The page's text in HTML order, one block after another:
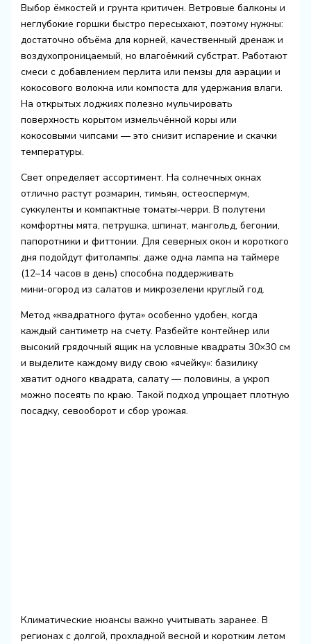
Выбор ёмкостей и грунта критичен. Ветровые балконы и
неглубокие горшки быстро пересыхают, поэтому нужны:
достаточно объёма для корней, качественный дренаж и
воздухопроницаемый, но влагоёмкий субстрат. Работают
смеси с добавлением перлита или пемзы для аэрации и
кокосового волокна или компоста для удержания влаги.
На открытых лоджиях полезно мульчировать
поверхность корытом измельчённой коры или
кокосовыми чипсами — это снизит испарение и скачки
температуры.
Свет определяет ассортимент. На солнечных окнах
отлично растут розмарин, тимьян, остеоспермум,
суккуленты и компактные томаты‑черри. В полутени
комфортны мята, петрушка, шпинат, мангольд, бегонии,
папоротники и фиттонии. Для северных окон и короткого
дня подойдут фитолампы: даже одна лампа на таймере
(12–14 часов в день) способна поддерживать
мини‑огород из салатов и микрозелени круглый год.
Метод «квадратного фута» особенно удобен, когда
каждый сантиметр на счету. Разбейте контейнер или
высокий грядочный ящик на условные квадраты 30×30 см
и выделите каждому виду свою «ячейку»: базилику
хватит одного квадрата, салату — половины, а укроп
можно посеять по краю. Такой подход упрощает плотную
посадку, севооборот и сбор урожая.
Климатические нюансы важно учитывать заранее. В
регионах с долгой, прохладной весной и коротким летом